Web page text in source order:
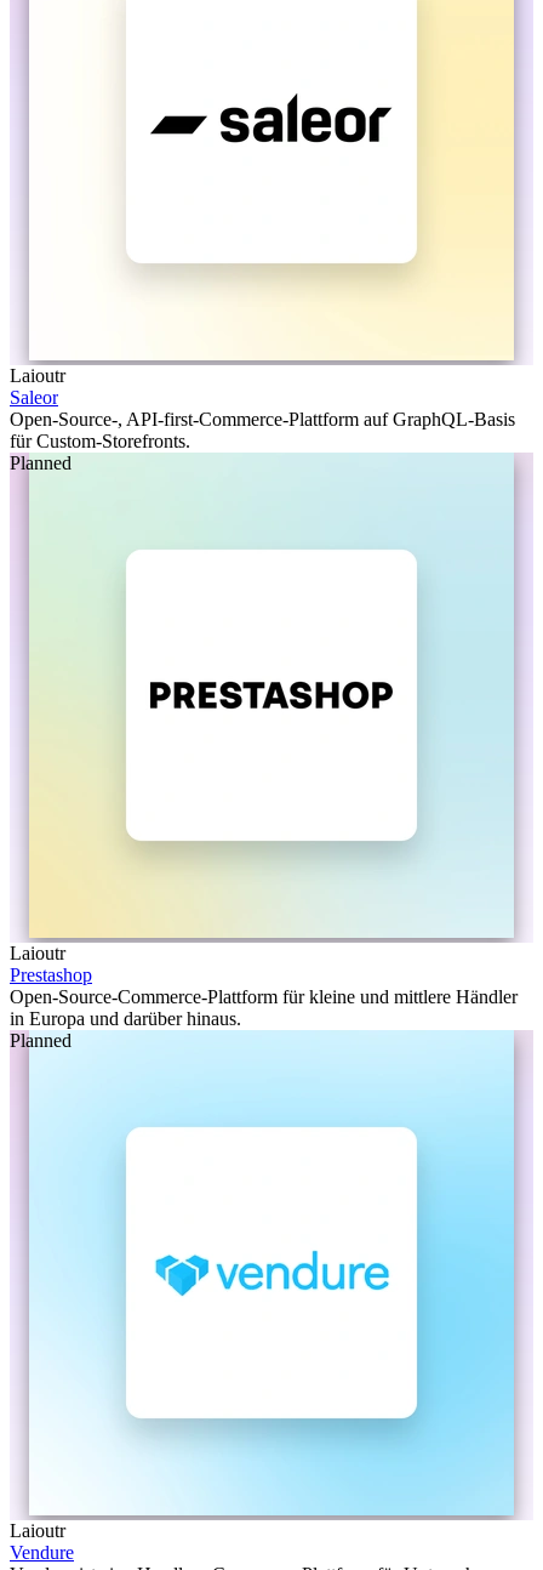
Laioutr
Saleor
Open-Source-, API-first-Commerce-Plattform auf GraphQL-Basis
für Custom-Storefronts.
Planned
Laioutr
Prestashop
Open-Source-Commerce-Plattform für kleine und mittlere Händler
in Europa und darüber hinaus.
Planned
Laioutr
Vendure